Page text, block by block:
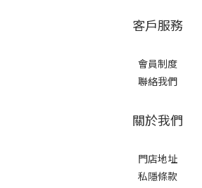
客戶服務
會員制度
聯絡我們
關於我們
門店地址
私隱條款